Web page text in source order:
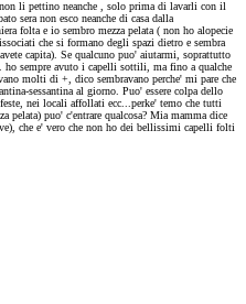
li pettino neanche , solo prima di lavarli con il
sera non esco neanche di casa dalla
folta e io sembro mezza pelata ( non ho alopecie
che si formano degli spazi dietro e sembra
capita). Se qualcuno puo' aiutarmi, soprattutto
sempre avuto i capelli sottili, ma fino a qualche
molti di +, dico sembravano perche' mi pare che
sessantina al giorno. Puo' essere colpa dello
nei locali affollati ecc...perke' temo che tutti
pelata) puo' c'entrare qualcosa? Mia mamma dice
che e' vero che non ho dei bellissimi capelli folti